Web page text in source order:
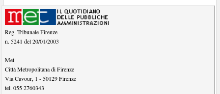
Reg. Tribunale Firenze
n. 5241 del 20/01/2003
Met
Città Metropolitana di Firenze
Via Cavour, 1 -50129 Firenze
tel.055 2760343